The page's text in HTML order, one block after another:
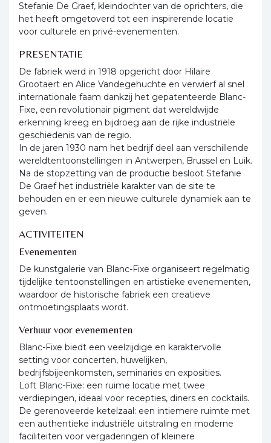
Stefanie De Graef, kleindochter van de oprichters, die
het heeft omgetoverd tot een inspirerende locatie
voor culturele en privé-evenementen.
PRESENTATIE
De fabriek werd in 1918 opgericht door Hilaire
Grootaert en Alice Vandegehuchte en verwierf al snel
internationale faam dankzij het gepatenteerde Blanc-
Fixe, een revolutionair pigment dat wereldwijde
erkenning kreeg en bijdroeg aan de rijke industriële
geschiedenis van de regio.
In de jaren 1930 nam het bedrijf deel aan verschillende
wereldtentoonstellingen in Antwerpen, Brussel en Luik.
Na de stopzetting van de productie besloot Stefanie
De Graef het industriële karakter van de site te
behouden en er een nieuwe culturele dynamiek aan te
geven.
ACTIVITEITEN
Evenementen
De kunstgalerie van Blanc-Fixe organiseert regelmatig
tijdelijke tentoonstellingen en artistieke evenementen,
waardoor de historische fabriek een creatieve
ontmoetingsplaats wordt.
Verhuur voor evenementen
Blanc-Fixe biedt een veelzijdige en karaktervolle
setting voor concerten, huwelijken,
bedrijfsbijeenkomsten, seminaries en exposities.
Loft Blanc-Fixe: een ruime locatie met twee
verdiepingen, ideaal voor recepties, diners en cocktails.
De gerenoveerde ketelzaal: een intiemere ruimte met
een authentieke industriële uitstraling en moderne
faciliteiten voor vergaderingen of kleinere